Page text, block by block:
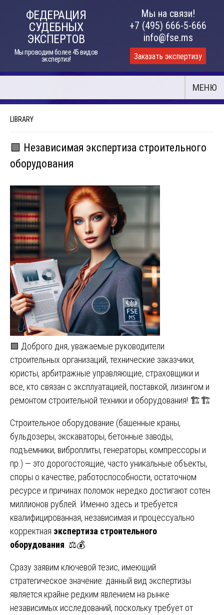
ФЕДЕРАЦИЯ
СУДЕБНЫХ
ЭКСПЕРТОВ
Мы проводим более 45 видов
экспертиз!
Мы на связи!
+7 (495) 666-5-666
info@fse.ms
Заказать экспертизу
МЕНЮ
LIBRARY
🟩 Независимая экспертиза строительного
оборудования
🟩 Доброго дня, уважаемые руководители
строительных организаций, технические заказчики,
юристы, арбитражные управляющие, страховщики и
все, кто связан с эксплуатацией, поставкой, лизингом и
ремонтом строительной техники и оборудования! 🏗️🏗️
Строительное оборудование (башенные краны,
бульдозеры, экскаваторы, бетонные заводы,
подъемники, виброплиты, генераторы, компрессоры и
пр.) — это дорогостоящие, часто уникальные объекты,
споры о качестве, работоспособности, остаточном
ресурсе и причинах поломок нередко достигают сотен
миллионов рублей. Именно здесь и требуется
квалифицированная, независимая и процессуально
корректная экспертиза строительного
оборудования . ⚖️💰
Сразу заявим ключевой тезис, имеющий
стратегическое значение: данный вид экспертизы
является крайне редким явлением на рынке
независимых исследований, поскольку требует от